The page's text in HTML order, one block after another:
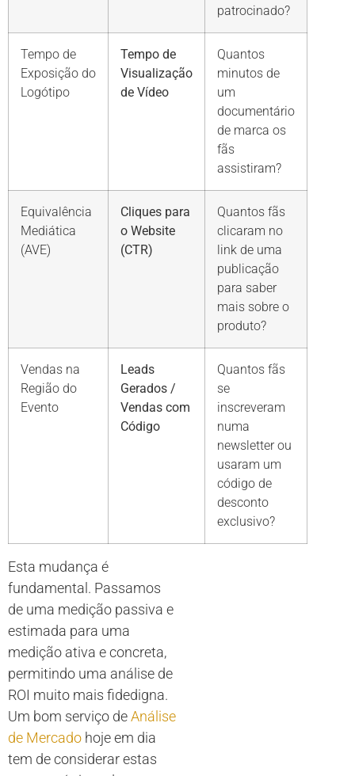
patrocinado?
Tempo de
Exposição do
Logótipo
Tempo de
Visualização
de Vídeo
Quantos
minutos de
um
documentário
de marca os
fãs
assistiram?
Equivalência
Mediática
(AVE)
Cliques para
o Website
(CTR)
Quantos fãs
clicaram no
link de uma
publicação
para saber
mais sobre o
produto?
Vendas na
Região do
Evento
Leads
Gerados /
Vendas com
Código
Quantos fãs
se
inscreveram
numa
newsletter ou
usaram um
código de
desconto
exclusivo?
Esta mudança é
fundamental. Passamos
de uma medição passiva e
estimada para uma
medição ativa e concreta,
permitindo uma análise de
ROI muito mais fidedigna.
Um bom serviço deAnálise
de Mercado hoje em dia
tem de considerar estas